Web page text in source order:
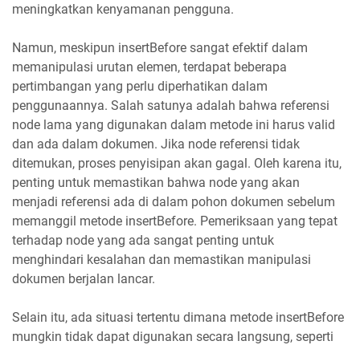
meningkatkan kenyamanan pengguna.
Namun, meskipun insertBefore sangat efektif dalam
memanipulasi urutan elemen, terdapat beberapa
pertimbangan yang perlu diperhatikan dalam
penggunaannya. Salah satunya adalah bahwa referensi
node lama yang digunakan dalam metode ini harus valid
dan ada dalam dokumen. Jika node referensi tidak
ditemukan, proses penyisipan akan gagal. Oleh karena itu,
penting untuk memastikan bahwa node yang akan
menjadi referensi ada di dalam pohon dokumen sebelum
memanggil metode insertBefore. Pemeriksaan yang tepat
terhadap node yang ada sangat penting untuk
menghindari kesalahan dan memastikan manipulasi
dokumen berjalan lancar.
Selain itu, ada situasi tertentu dimana metode insertBefore
mungkin tidak dapat digunakan secara langsung, seperti